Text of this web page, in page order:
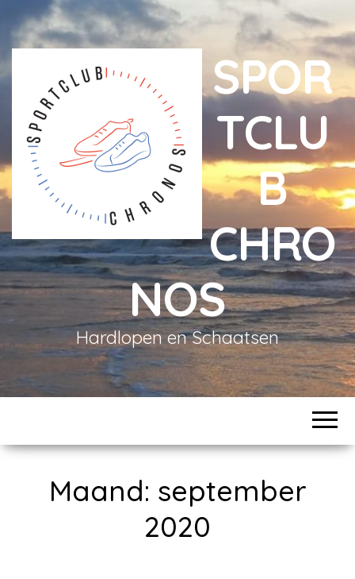
SPOR
TCLU
B
CHRO
NOS
Hardlopen en Schaatsen
Maand: september
2020